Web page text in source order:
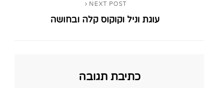
NEXT POST
עוגת וניל וקוקוס קלה ובחושה
כתיבת תגובה